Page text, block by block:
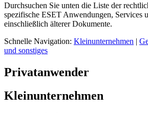
Durchsuchen Sie unten die Liste der
spezifische ESET Anwendungen, Services
einschließlich älterer Dokumente.
Schnelle Navigation: Kleinunternehmen |
und sonstiges
Privatanwender
Kleinunternehmen